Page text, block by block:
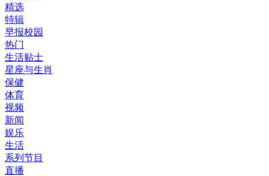
精选
特辑
早报校园
热门
生活贴士
星座与生肖
保健
体育
视频
新闻
娱乐
生活
系列节目
直播